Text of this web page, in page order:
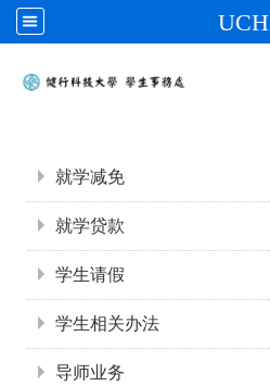
UCH
就学减免
就学贷款
学生请假
学生相关办法
导师业务